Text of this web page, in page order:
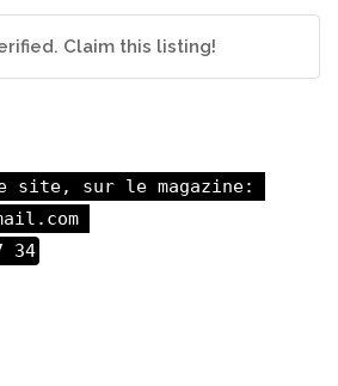
Claim this listing!
site, sur le magazine:
34